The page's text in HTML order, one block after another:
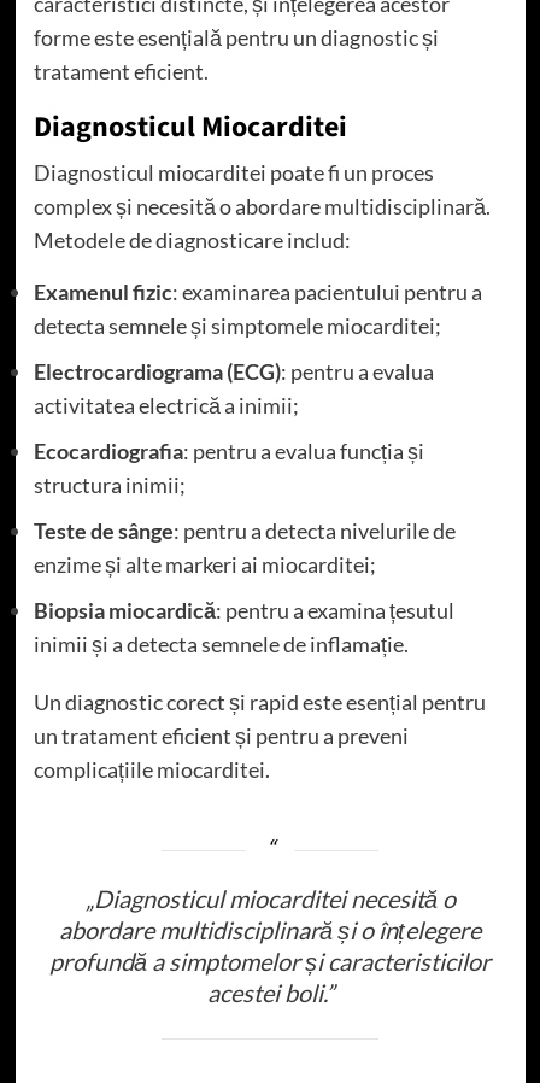
forme este esențială pentru un diagnostic și
tratament eficient.
Diagnosticul Miocarditei
Diagnosticul miocarditei poate fi un proces
complex și necesită o abordare multidisciplinară.
Metodele de diagnosticare includ:
Examenul fizic: examinarea pacientului pentru a
detecta semnele și simptomele miocarditei;
Electrocardiograma (ECG): pentru a evalua
activitatea electrică a inimii;
Ecocardiografia: pentru a evalua funcția și
structura inimii;
Teste de sânge: pentru a detecta nivelurile de
enzime și alte markeri ai miocarditei;
Biopsia miocardică: pentru a examina țesutul
inimii și a detecta semnele de inflamație.
Un diagnostic corect și rapid este esențial pentru
un tratament eficient și pentru a preveni
complicațiile miocarditei.
„Diagnosticul miocarditei necesită o
abordare multidisciplinară și o înțelegere
profundă a simptomelor și caracteristicilor
acestei boli.”